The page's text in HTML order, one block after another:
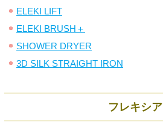
ELEKI LIFT
ELEKI BRUSH＋
SHOWER DRYER
3D SILK STRAIGHT IRON
フレキシア